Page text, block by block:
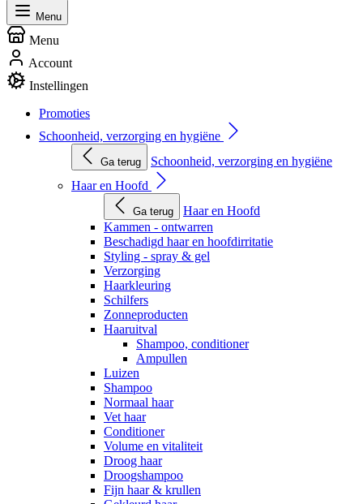
Menu
Menu
Account
Instellingen
Promoties
Schoonheid, verzorging en hygiëne
Ga terug
Schoonheid, verzorging en hygiëne
Haar en Hoofd
Ga terug
Haar en Hoofd
Kammen - ontwarren
Beschadigd haar en hoofdirritatie
Styling - spray & gel
Verzorging
Haarkleuring
Schilfers
Zonneproducten
Haaruitval
Shampoo, conditioner
Ampullen
Luizen
Shampoo
Normaal haar
Vet haar
Conditioner
Volume en vitaliteit
Droog haar
Droogshampoo
Fijn haar & krullen